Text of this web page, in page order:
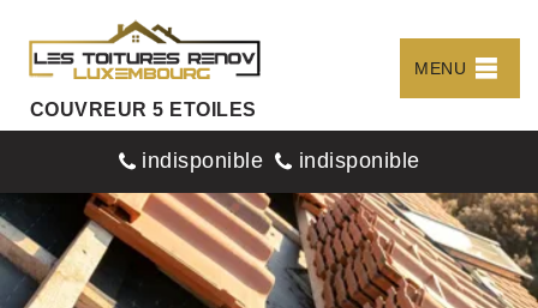
COUVREUR 5 ETOILES
MENU
indisponible indisponible